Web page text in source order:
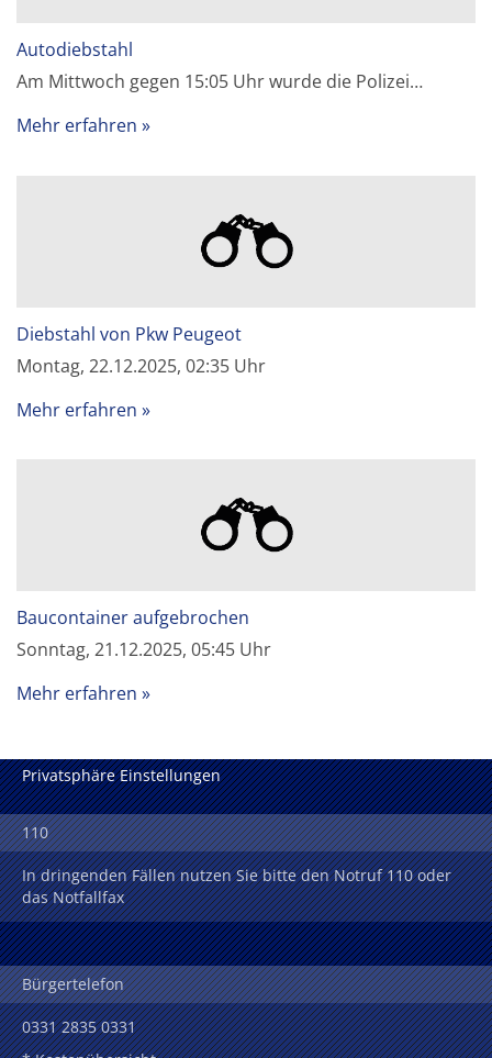
Autodiebstahl
Am Mittwoch gegen 15:05 Uhr wurde die Polizei…
Mehr erfahren
Diebstahl von Pkw Peugeot
Montag, 22.12.2025, 02:35 Uhr
Mehr erfahren
Baucontainer aufgebrochen
Sonntag, 21.12.2025, 05:45 Uhr
Mehr erfahren
Privatsphäre Einstellungen
110
In dringenden Fällen nutzen Sie bitte den Notruf 110 oder
das Notfallfax
Bürgertelefon
0331 2835 0331